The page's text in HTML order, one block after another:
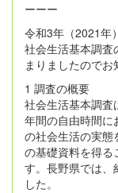
ーーー
令和3年（2021年
社会生活基本調査
まりましたのでお
1 調査の概要
社会生活基本調査
年間の自由時間に
の社会生活の実態
の基礎資料を得る
す。長野県では、
した。